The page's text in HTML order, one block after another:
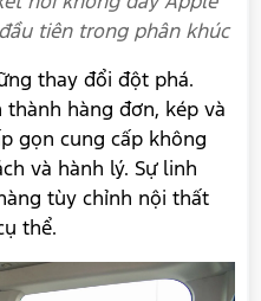
tiên trong phân khúc
thay đổi đột phá.
thành hàng đơn, kép và
gọn cung cấp không
và hành lý. Sự linh
tùy chỉnh nội thất
thể.